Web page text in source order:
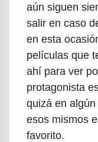
aún siguen
salir en caso
en esta
películas que
ahí para ver
protagonista
quizá en
esos mismos
favorito.